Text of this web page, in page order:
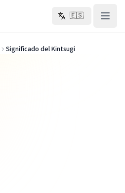
🇪🇸
Significado del Kintsugi